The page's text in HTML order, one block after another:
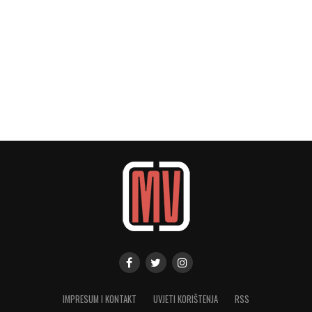
IMPRESUM I KONTAKT UVJETI KORIŠTENJA RSS